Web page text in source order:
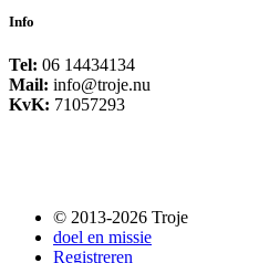
Info
Tel: 06 14434134
Mail: info@troje.nu
KvK: 71057293
© 2013-2026 Troje
doel en missie
Registreren